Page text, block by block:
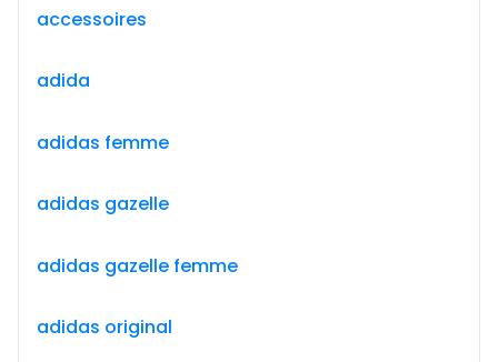
accessoires
adida
adidas femme
adidas gazelle
adidas gazelle femme
adidas original